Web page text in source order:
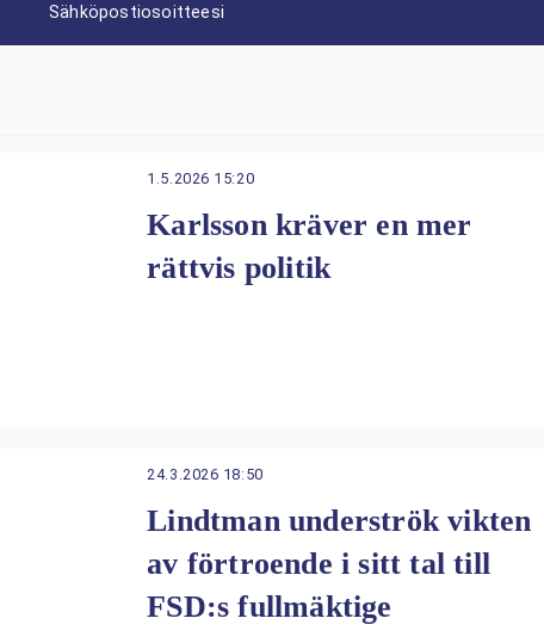
Sähköpostiosoitteesi
1.5.2026 15:20
Karlsson kräver en mer
rättvis politik
24.3.2026 18:50
Lindtman underströk vikten
av förtroende i sitt tal till
FSD:s fullmäktige